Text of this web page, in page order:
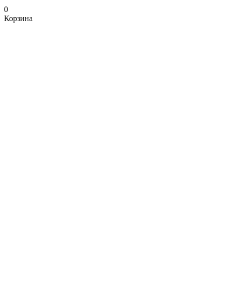
0
Корзина